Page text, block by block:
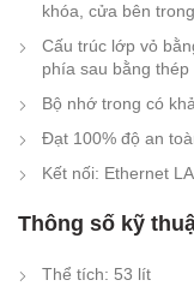
khóa, cửa bên
Cấu trúc lớp vỏ
phía sau bằng thép
Bộ nhớ trong có
Đạt 100% độ an
Kết nối: Ethernet
Thông số kỹ
Thể tích: 53 lít